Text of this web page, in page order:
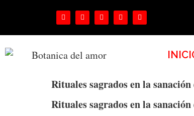
Rituales sagrados en la
Rituales sagrados en la